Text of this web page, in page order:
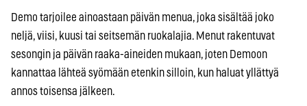
Demo tarjoilee ainoastaan päivän menua, joka sisältää joko
neljä, viisi, kuusi tai seitsemän ruokalajia. Menut rakentuvat
sesongin ja päivän raaka-aineiden mukaan, joten Demoon
kannattaa lähteä syömään etenkin silloin, kun haluat yllättyä
annos toisensa jälkeen.